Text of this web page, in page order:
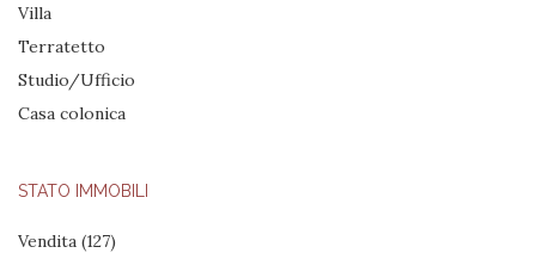
Villa
Terratetto
Studio/Ufficio
Casa colonica
STATO IMMOBILI
Vendita (127)